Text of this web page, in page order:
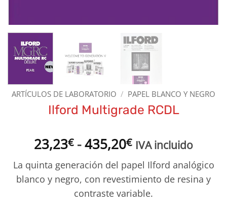
ARTÍCULOS DE LABORATORIO / PAPEL BLANCO Y NEGRO
Ilford Multigrade RCDL
23,23€ -435,20€Rango
de
precios:
desde
23,23€
IVA incluido
La quinta generación del papel Ilford analógico
blanco y negro, con revestimiento de resina y
contraste variable.